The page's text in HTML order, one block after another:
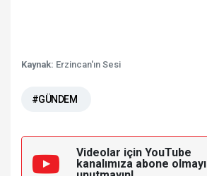
Kaynak: Erzincan'ın Sesi
#GÜNDEM
Videolar için YouTube
kanalımıza abone olmayı